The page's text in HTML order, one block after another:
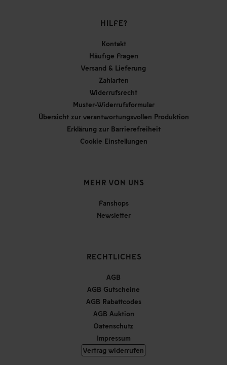
HILFE?
Kontakt
Häufige Fragen
Versand & Lieferung
Zahlarten
Widerrufsrecht
Muster-Widerrufsformular
Übersicht zur verantwortungsvollen Produktion
Erklärung zur Barrierefreiheit
Cookie Einstellungen
MEHR VON UNS
Fanshops
Newsletter
RECHTLICHES
AGB
AGB Gutscheine
AGB Rabattcodes
AGB Auktion
Datenschutz
Impressum
Vertrag widerrufen